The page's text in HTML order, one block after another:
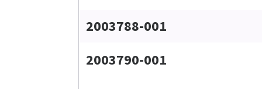
2003788-001
2003790-001